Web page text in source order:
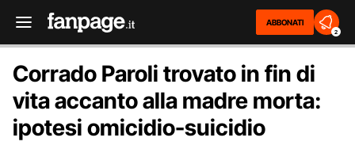
ABBONATI
2
Corrado Paroli trovato in fin di
vita accanto alla madre morta:
ipotesi omicidio-suicidio